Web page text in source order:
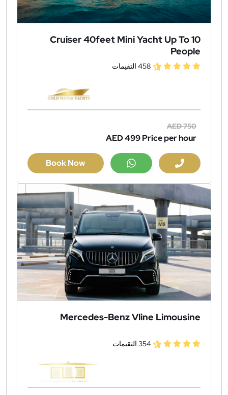
Cruiser 40feet Mini Yacht Up To 10
People
458 التقيمات
AED 750
AED 499Price per hour
Book Now
Mercedes-Benz Vline Limousine
354 التقيمات